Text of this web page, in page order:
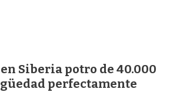
Siberia potro de 40.000
perfectamente